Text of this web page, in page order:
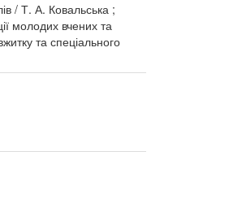
/ Т. А. Ковальська ;
молодих вчених та
та спеціального